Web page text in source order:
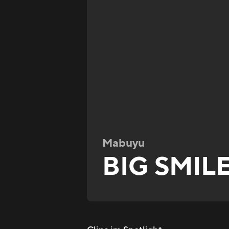
Mabuyu
BIG